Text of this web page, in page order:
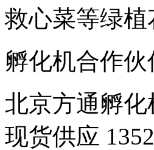
救心菜等绿植
孵化机合作伙
北京方通孵化
现货供应